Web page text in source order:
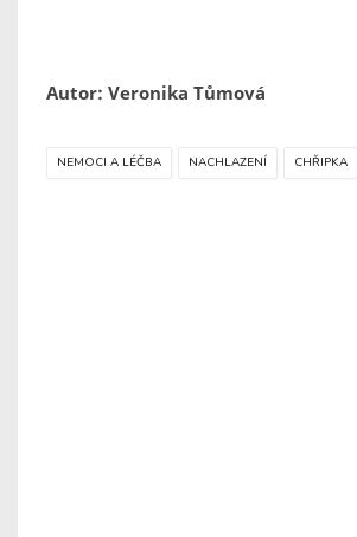
Autor: Veronika Tůmová
NEMOCI A LÉČBA NACHLAZENÍ CHŘIPKA